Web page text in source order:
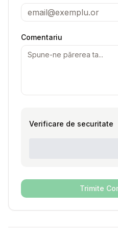
Comentariu
Verificare de securitate
Trimite